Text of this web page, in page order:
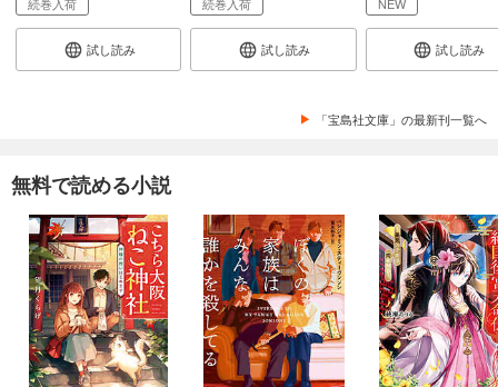
試し読み 試し読み 試し読み
「宝島社文庫」の最新刊一覧へ
無料で読める小説